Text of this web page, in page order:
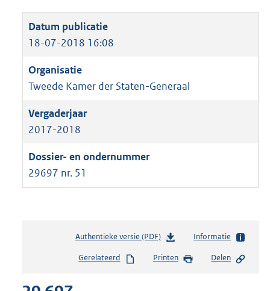
18-07-2018 16:08
Tweede Kamer der Staten-Generaal
2017-2018
29697 nr. 51
Authentieke versie (PDF)b
s
Informatie
Gerelateerd Printen Delen